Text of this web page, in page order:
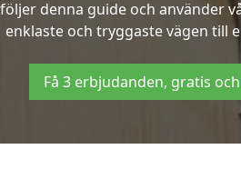
följer denna guide och använder
enklaste och tryggaste vägen till
Få 3 erbjudanden, gratis